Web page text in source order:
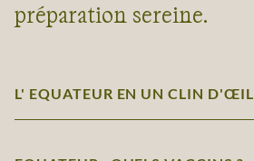
préparation sereine.
L' EQUATEUR EN UN CLIN D'ŒIL